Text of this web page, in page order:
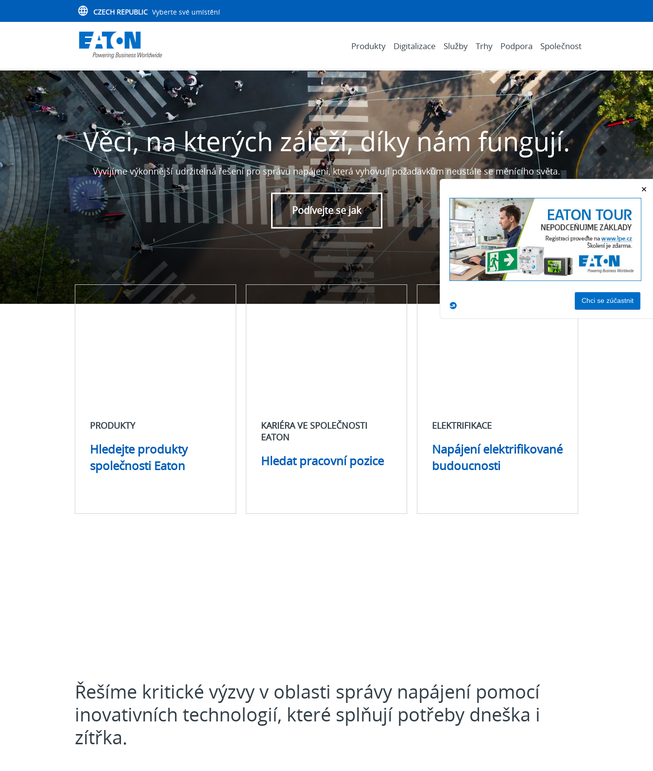
CZECH REPUBLIC Vyberte své umístění
Produkty Digitalizace Služby Trhy Podpora Společnost
Věci, na kterých záleží, díky nám fungují.
Vyvíjíme výkonnější udržitelná řešení pro správu napájení, která vyhovují požadavkům neustále se měnícího světa.
Podívejte se jak
Produkty
Hledejte
PRODUKTY
Hledejte produkty
společnosti Eaton
KARIÉRA VE SPOLEČNOSTI
EATON
Hledat pracovní pozice
elektrifikované
budoucnosti
ELEKTRIFIKACE
Napájení elektrifikované
budoucnosti
Řešíme kritické výzvy v oblasti správy napájení pomocí
inovativních technologií, které splňují potřeby dneška i
zítřka.